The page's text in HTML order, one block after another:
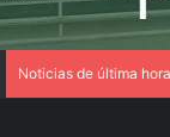
Noticias de última hora